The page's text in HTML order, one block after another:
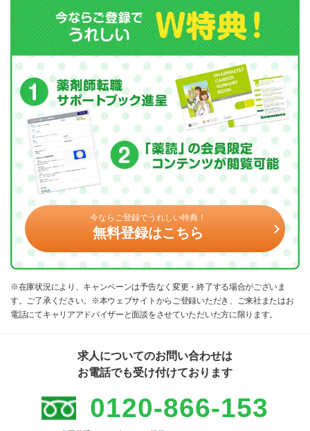
今ならご登録でうれしい特典！
無料登録はこちら
※在庫状況により、キャンペーンは予告なく変更・終了する場合がございま
す。ご了承ください。※本ウェブサイトからご登録いただき、ご来社またはお
電話にてキャリアアドバイザーと面談をさせていただいた方に限ります。
求人についてのお問い合わせは
お電話でも受け付けております
0120-866-153